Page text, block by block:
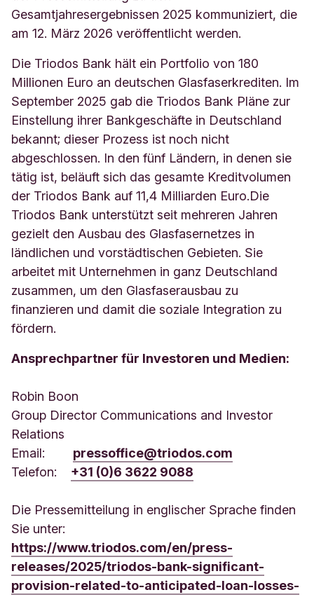
Gesamtjahresergebnissen 2025 kommuniziert, die
am 12. März 2026 veröffentlicht werden.
Die Triodos Bank hält ein Portfolio von 180
Millionen Euro an deutschen Glasfaserkrediten. Im
September 2025 gab die Triodos Bank Pläne zur
Einstellung ihrer Bankgeschäfte in Deutschland
bekannt; dieser Prozess ist noch nicht
abgeschlossen. In den fünf Ländern, in denen sie
tätig ist, beläuft sich das gesamte Kreditvolumen
der Triodos Bank auf 11,4 Milliarden Euro.Die
Triodos Bank unterstützt seit mehreren Jahren
gezielt den Ausbau des Glasfasernetzes in
ländlichen und vorstädtischen Gebieten. Sie
arbeitet mit Unternehmen in ganz Deutschland
zusammen, um den Glasfaserausbau zu
finanzieren und damit die soziale Integration zu
fördern.
Ansprechpartner für Investoren und Medien:
Robin Boon
Group Director Communications and Investor
Relations
Email: pressoffice@triodos.com
Telefon: +31 (0)6 3622 9088
Die Pressemitteilung in englischer Sprache finden
Sie unter:
https://www.triodos.com/en/press-
releases/2025/triodos-bank-significant-
provision-related-to-anticipated-loan-losses-